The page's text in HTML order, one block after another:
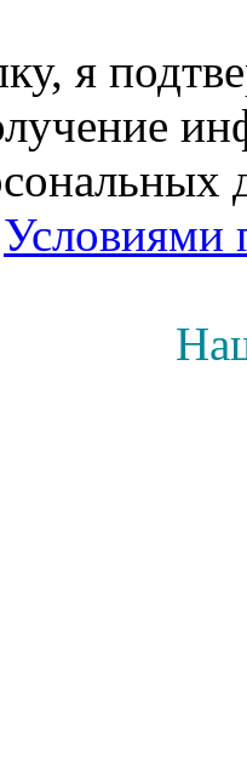
я
Условиями